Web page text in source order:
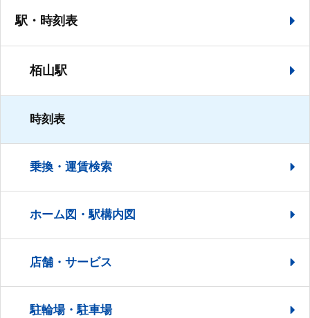
駅・時刻表
栢山駅
時刻表
乗換・運賃検索
ホーム図・駅構内図
店舗・サービス
駐輪場・駐車場